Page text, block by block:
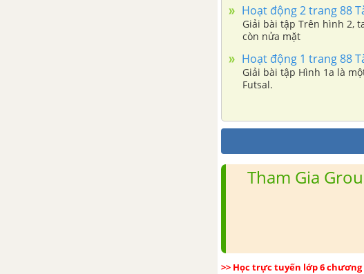
Hoạt động 2 trang 88
Giải bài tập Trên hình 2,
còn nửa mặt
Hoạt động 1 trang 88
Giải bài tập Hình 1a là một pha
Futsal.
Tham Gia
>> Học trực tuyến lớp 6